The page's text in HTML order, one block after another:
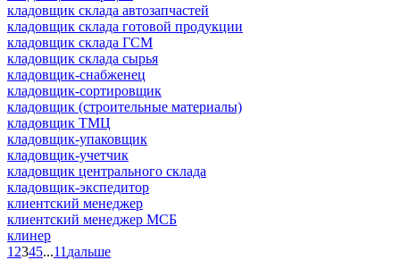
кладовщик склада автозапчастей
кладовщик склада готовой продукции
кладовщик склада ГСМ
кладовщик склада сырья
кладовщик-снабженец
кладовщик-сортировщик
кладовщик (строительные материалы)
кладовщик ТМЦ
кладовщик-упаковщик
кладовщик-учетчик
кладовщик центрального склада
кладовщик-экспедитор
клиентский менеджер
клиентский менеджер МСБ
клинер
1 2345...11 дальше